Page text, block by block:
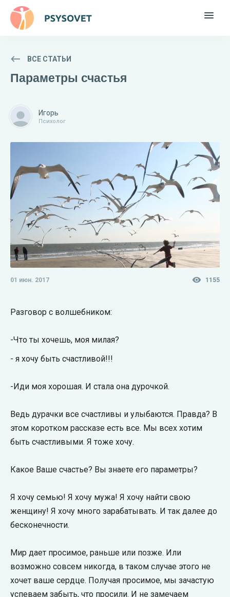
ВСЕ СТАТЬИ
Параметры счастья
Игорь
Психолог
01 июн. 2017 1155
Разговор с волшебником:
-Что ты хочешь, моя милая?
- я хочу быть счастливой!!!
-Иди моя хорошая. И стала она дурочкой.
Ведь дурачки все счастливы и улыбаются. Правда? В
этом коротком рассказе есть все. Мы всех хотим
быть счастливыми. Я тоже хочу.
Какое Ваше счастье? Вы знаете его параметры?
Я хочу семью! Я хочу мужа! Я хочу найти свою
женщину! Я хочу много зарабатывать. И так далее до
бесконечности.
Мир дает просимое, раньше или позже. Или
возможно совсем никогда, в таком случае этого не
хочет ваше сердце. Получая просимое, мы зачастую
успеваем забыть, что просили. И не замечаем